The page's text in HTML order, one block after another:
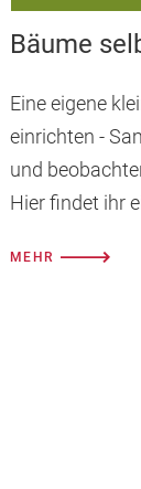
Bäume
Eine eigene
einrichten -
und
Hier findet ihr
MEHR